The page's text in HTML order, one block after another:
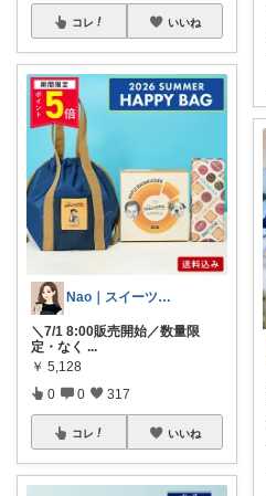
コレ いいね
Nao｜スイーツROOM🍰
＼7/1 8:00販売開始／数量限
定・なく ...
￥ 5,128
0 0 317
コレ いいね